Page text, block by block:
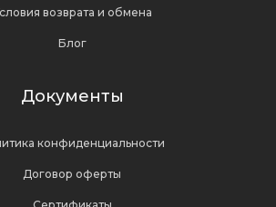
Блог
возврата и обмена
Договор оферты
конфиденциальности
Документы